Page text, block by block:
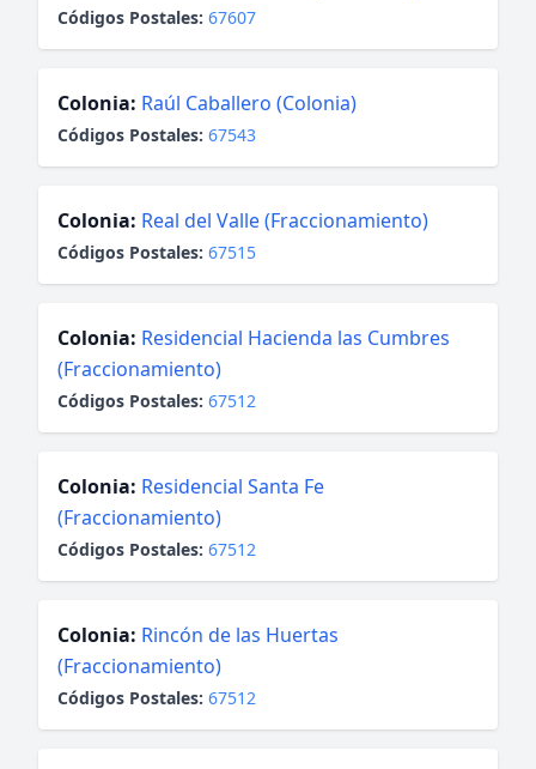
Códigos Postales: 67607
Colonia: Raúl Caballero (Colonia)
Códigos Postales: 67543
Colonia: Real del Valle (Fraccionamiento)
Códigos Postales: 67515
Colonia: Residencial Hacienda las Cumbres
(Fraccionamiento)
Códigos Postales: 67512
Colonia: Residencial Santa Fe
(Fraccionamiento)
Códigos Postales: 67512
Colonia: Rincón de las Huertas
(Fraccionamiento)
Códigos Postales: 67512